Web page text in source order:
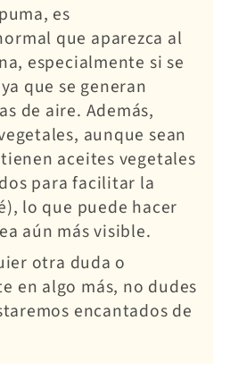
es
que aparezca al
especialmente si se
que se generan
de aire. Además,
aunque sean
aceites vegetales
para facilitar la
lo que puede hacer
aún más visible.
otra duda o
en algo más, no dudes
encantados de